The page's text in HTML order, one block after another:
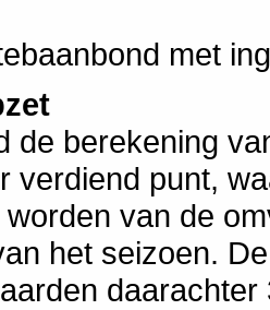
met
de berekening
verdiend punt,
van de
het seizoen.
daarachter